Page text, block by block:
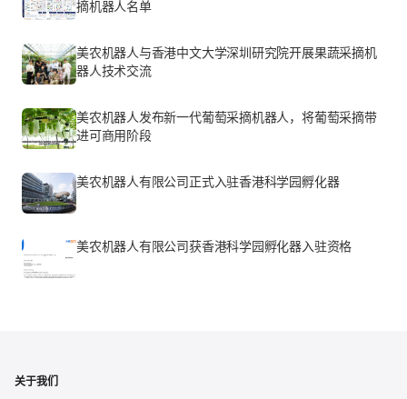
摘机器人名单
美农机器人与香港中文大学深圳研究院开展果蔬采摘机
器人技术交流
美农机器人发布新一代葡萄采摘机器人，将葡萄采摘带
进可商用阶段
美农机器人有限公司正式入驻香港科学园孵化器
美农机器人有限公司获香港科学园孵化器入驻资格
关于我们